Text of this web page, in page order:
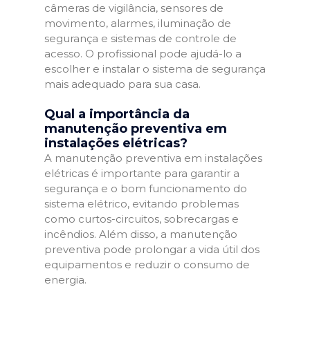
câmeras de vigilância, sensores de
movimento, alarmes, iluminação de
segurança e sistemas de controle de
acesso. O profissional pode ajudá-lo a
escolher e instalar o sistema de segurança
mais adequado para sua casa.
Qual a importância da
manutenção preventiva em
instalações elétricas?
A manutenção preventiva em instalações
elétricas é importante para garantir a
segurança e o bom funcionamento do
sistema elétrico, evitando problemas
como curtos-circuitos, sobrecargas e
incêndios. Além disso, a manutenção
preventiva pode prolongar a vida útil dos
equipamentos e reduzir o consumo de
energia.